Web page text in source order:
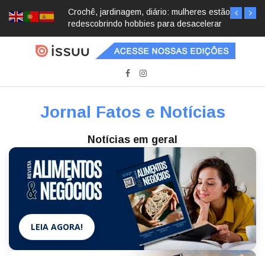
Crochê, jardinagem, diário: mulheres estão
redescobrindo hobbies para desacelerar
Jornal Fatos e Notícias
Notícias em geral
LEIA AGORA!